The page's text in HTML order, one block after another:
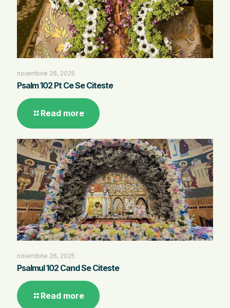
noiembrie 26, 2025
Psalm 102 Pt Ce Se Citeste
Read more
noiembrie 26, 2025
Psalmul 102 Cand Se Citeste
Read more